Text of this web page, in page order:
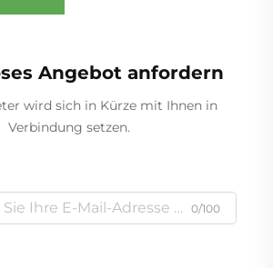
Angebot anfordern
wird sich in Kürze mit Ihnen in
Verbindung setzen.
0/100